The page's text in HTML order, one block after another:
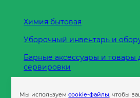
Химия бытовая
Уборочный инвентарь и
Барные аксессуары и товары
сервировки
Мы используемcookie-файлы, чтобы